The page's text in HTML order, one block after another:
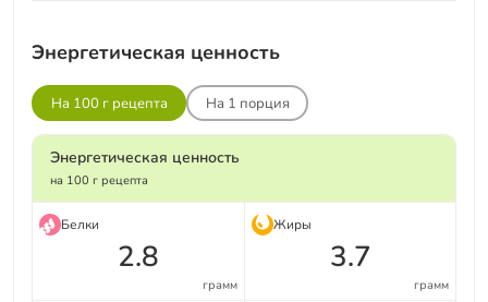
Энергетическая ценность
На 100 г рецепта На 1 порция
Энергетическая ценность
на 100 г рецепта
Белки
2.8
грамм
Жиры
3.7
грамм